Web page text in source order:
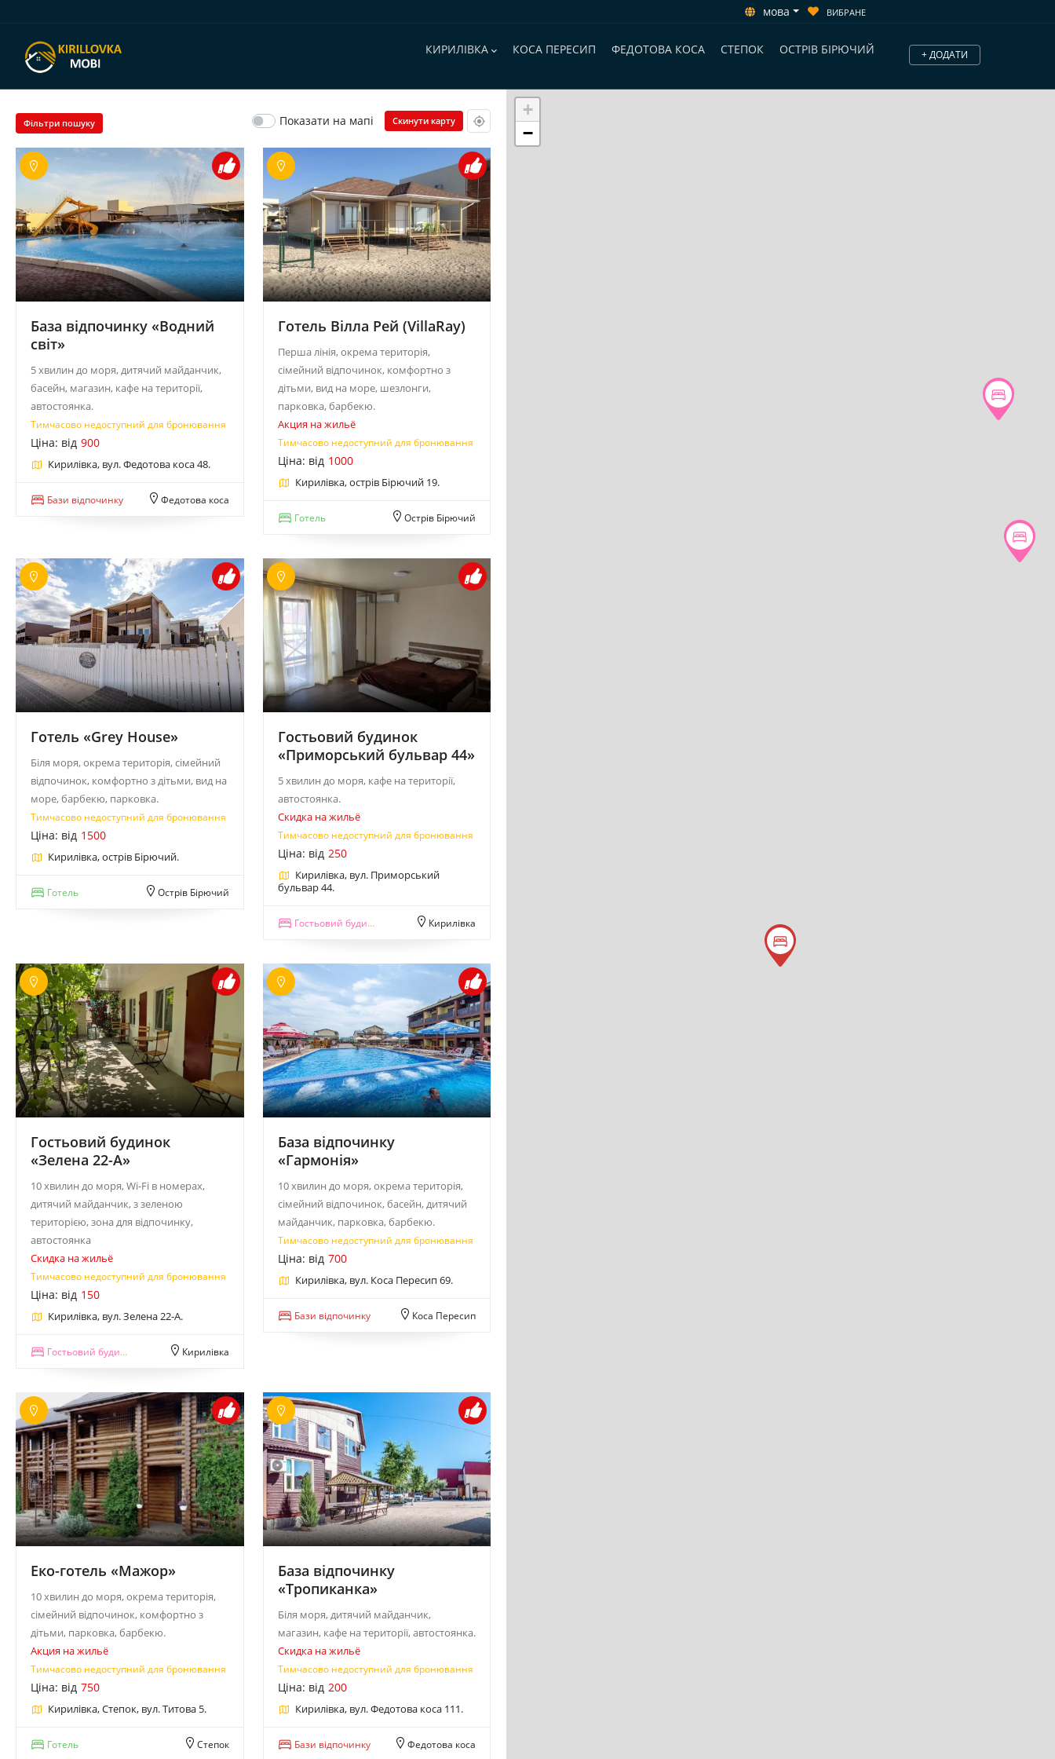
мова ВИБРАНЕ
навигация
КИРИЛІВКА КОСА ПЕРЕСИП ФЕДОТОВА КОСА СТЕПОК ОСТРІВ БІРЮЧИЙ + ДОДАТИ
Фільтри пошуку Показати на мапі Скинути карту
База відпочинку «Водний
світ»
5 хвилин до моря, дитячий майданчик,
басейн, магазин, кафе на території,
автостоянка.
Тимчасово недоступний для бронювання
Ціна: від 900
Кирилівка, вул. Федотова коса 48.
Бази відпочинку Федотова коса
Готель Вілла Рей (VillaRay)
Перша лінія, окрема територія,
сімейний відпочинок, комфортно з
дітьми, вид на море, шезлонги,
парковка, барбекю.
Акция на жильё
Тимчасово недоступний для бронювання
Ціна: від 1000
Кирилівка, острів Бірючий 19.
Готель Острів Бірючий
Готель «Grey House»
Біля моря, окрема територія, сімейний
відпочинок, комфортно з дітьми, вид на
море, барбекю, парковка.
Тимчасово недоступний для бронювання
Ціна: від 1500
Кирилівка, острів Бірючий.
Готель Острів Бірючий
Гостьовий будинок
«Приморський бульвар 44»
5 хвилин до моря, кафе на території,
автостоянка.
Скидка на жильё
Тимчасово недоступний для бронювання
Ціна: від 250
Кирилівка, вул. Приморський
бульвар 44.
Гостьовий будинок Кирилівка
Гостьовий будинок
«Зелена 22-А»
10 хвилин до моря, Wi-Fi в номерах,
дитячий майданчик, з зеленою
територією, зона для відпочинку,
автостоянка
Скидка на жильё
Тимчасово недоступний для бронювання
Ціна: від 150
Кирилівка, вул. Зелена 22-А.
Гостьовий будинок Кирилівка
База відпочинку
«Гармонія»
10 хвилин до моря, окрема територія,
сімейний відпочинок, басейн, дитячий
майданчик, парковка, барбекю.
Тимчасово недоступний для бронювання
Ціна: від 700
Кирилівка, вул. Коса Пересип 69.
Бази відпочинку Коса Пересип
Еко-готель «Мажор»
10 хвилин до моря, окрема територія,
сімейний відпочинок, комфортно з
дітьми, парковка, барбекю.
Акция на жильё
Тимчасово недоступний для бронювання
Ціна: від 750
Кирилівка, Степок, вул. Титова 5.
Готель Степок
База відпочинку
«Тропиканка»
Біля моря, дитячий майданчик,
магазин, кафе на території, автостоянка.
Скидка на жильё
Тимчасово недоступний для бронювання
Ціна: від 200
Кирилівка, вул. Федотова коса 111.
Бази відпочинку Федотова коса
+
−